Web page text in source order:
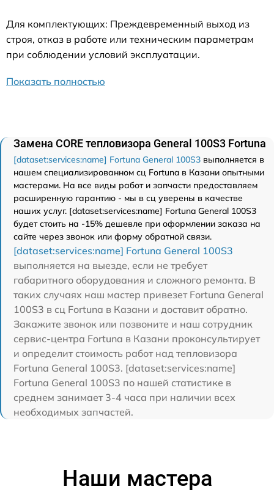
Для комплектующих: Преждевременный выход из
строя, отказ в работе или техническим параметрам
при соблюдении условий эксплуатации.
Показать полностью
Замена CORE тепловизора General 100S3 Fortuna
[dataset:services:name] Fortuna General 100S3 выполняется в
нашем специализированном сц Fortuna в Казани опытными
мастерами. На все виды работ и запчасти предоставляем
расширенную гарантию - мы в сц уверены в качестве
наших услуг. [dataset:services:name] Fortuna General 100S3
будет стоить на -15% дешевле при оформлении заказа на
сайте через звонок или форму обратной связи.
[dataset:services:name] Fortuna General 100S3
выполняется на выезде, если не требует
габаритного оборудования и сложного ремонта. В
таких случаях наш мастер привезет Fortuna General
100S3 в сц Fortuna в Казани и доставит обратно.
Закажите звонок или позвоните и наш сотрудник
сервис-центра Fortuna в Казани проконсультирует
и определит стоимость работ над тепловизора
Fortuna General 100S3. [dataset:services:name]
Fortuna General 100S3 по нашей статистике в
среднем занимает 3-4 часа при наличии всех
необходимых запчастей.
Наши мастера